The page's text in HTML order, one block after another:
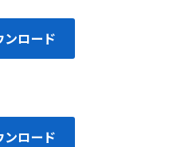
ンロード
ンロード